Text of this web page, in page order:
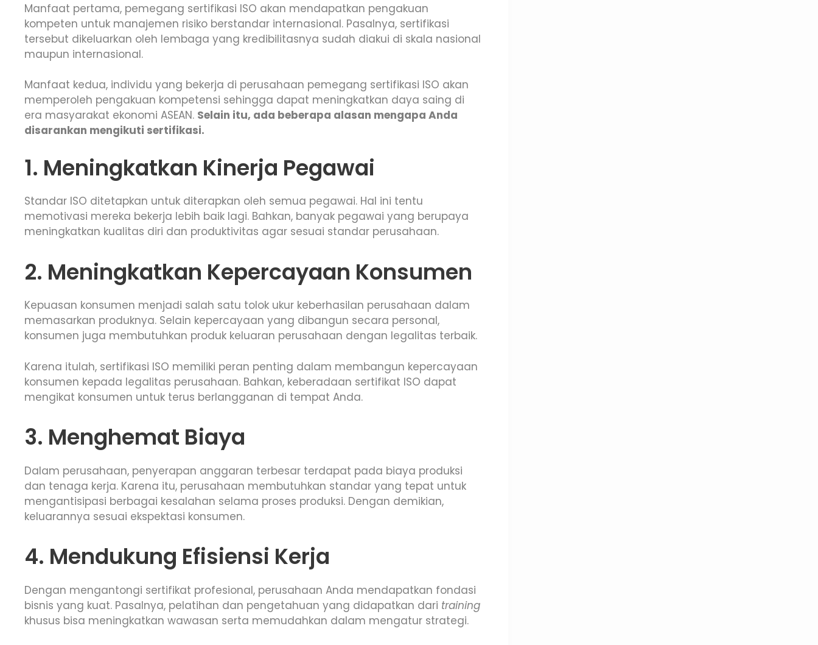
Manfaat pertama, pemegang sertifikasi ISO akan mendapatkan pengakuan
kompeten untuk manajemen risiko berstandar internasional. Pasalnya, sertifikasi
tersebut dikeluarkan oleh lembaga yang kredibilitasnya sudah diakui di skala nasional
maupun internasional.
Manfaat kedua, individu yang bekerja di perusahaan pemegang sertifikasi ISO akan
memperoleh pengakuan kompetensi sehingga dapat meningkatkan daya saing di
era masyarakat ekonomi ASEAN. Selain itu, ada beberapa alasan mengapa Anda
disarankan mengikuti sertifikasi.
1. Meningkatkan Kinerja Pegawai
Standar ISO ditetapkan untuk diterapkan oleh semua pegawai. Hal ini tentu
memotivasi mereka bekerja lebih baik lagi. Bahkan, banyak pegawai yang berupaya
meningkatkan kualitas diri dan produktivitas agar sesuai standar perusahaan.
2. Meningkatkan Kepercayaan Konsumen
Kepuasan konsumen menjadi salah satu tolok ukur keberhasilan perusahaan dalam
memasarkan produknya. Selain kepercayaan yang dibangun secara personal,
konsumen juga membutuhkan produk keluaran perusahaan dengan legalitas terbaik.
Karena itulah, sertifikasi ISO memiliki peran penting dalam membangun kepercayaan
konsumen kepada legalitas perusahaan. Bahkan, keberadaan sertifikat ISO dapat
mengikat konsumen untuk terus berlangganan di tempat Anda.
3. Menghemat Biaya
Dalam perusahaan, penyerapan anggaran terbesar terdapat pada biaya produksi
dan tenaga kerja. Karena itu, perusahaan membutuhkan standar yang tepat untuk
mengantisipasi berbagai kesalahan selama proses produksi. Dengan demikian,
keluarannya sesuai ekspektasi konsumen.
4. Mendukung Efisiensi Kerja
Dengan mengantongi sertifikat profesional, perusahaan Anda mendapatkan fondasi
bisnis yang kuat. Pasalnya, pelatihan dan pengetahuan yang didapatkan dari training
khusus bisa meningkatkan wawasan serta memudahkan dalam mengatur strategi.